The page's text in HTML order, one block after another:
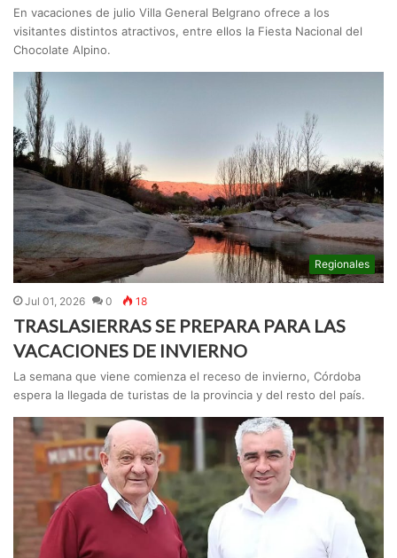
En vacaciones de julio Villa General Belgrano ofrece a los
visitantes distintos atractivos, entre ellos la Fiesta Nacional del
Chocolate Alpino.
Regionales
Jul 01, 2026 0 18
TRASLASIERRAS SE PREPARA PARA LAS
VACACIONES DE INVIERNO
La semana que viene comienza el receso de invierno, Córdoba
espera la llegada de turistas de la provincia y del resto del país.